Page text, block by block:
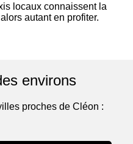
locaux connaissent la
autant en profiter.
environs
proches de Cléon :